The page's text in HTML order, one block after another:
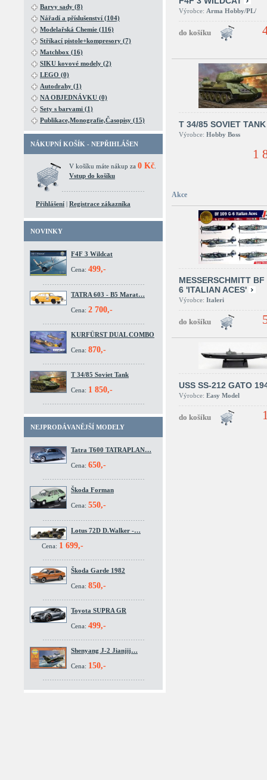
Barvy sady (8)
Nářadí a příslušenství (104)
Modelařská Chemie (116)
Stříkací pistole+kompresory (7)
Matchbox (16)
SIKU kovové modely (2)
LEGO (0)
Autodrahy (1)
NA OBJEDNÁVKU (0)
Sety s barvami (1)
Publikace,Monografie,Časopisy (15)
NÁKUPNÍ KOŠÍK - NEPŘIHLÁŠEN
V košíku máte nákup za 0 Kč
Vstup do košíku
Přihlášení | Registrace zákazníka
NOVINKY
F4F 3 Wildcat
Cena: 499,-
TATRA 603 - B5 Marat…
Cena: 2 700,-
KURFÜRST DUAL COMBO
Cena: 870,-
T 34/85 Soviet Tank
Cena: 1 850,-
NEJPRODÁVANĚJŠÍ MODELY
Tatra T600 TATRAPLAN…
Cena: 650,-
Škoda Forman
Cena: 550,-
Lotus 72D D.Walker -…
Cena: 1 699,-
Škoda Garde 1982
Cena: 850,-
Toyota SUPRA GR
Cena: 499,-
Shenyang J-2 Jianjij…
Cena: 150,-
Výrobce: Arma Hobby/PL/
T 34/85 SOVIET TANK
Výrobce: Hobby Boss
1
Akce
MESSERSCHMITT
6 'ITALIAN ACES'
Výrobce: Italeri
USS SS-212 GATO
Výrobce: Easy Model